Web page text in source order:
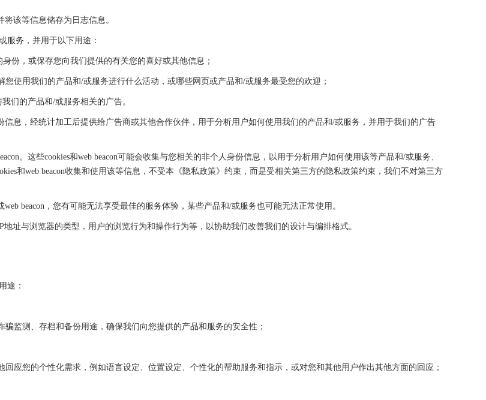
该等信息储存为日志信息。
服务，并用于以下用途：
份，或保存您向我们提供的有关您的喜好或其他信息；
使用我们的产品和/或服务进行什么活动，或哪些网页或产品和/或服务最受您的欢迎；
们的产品和/或服务相关的广告。
信息，经统计加工后提供给广告商或其他合作伙伴，用于分析用户如何使用我们的产品和/或服务，并用于我们的广告
。这些cookies和web beacon可能会收集与您相关的非个人身份信息，以用于分析用户如何使用该等产品和/或服务、
和web beacon收集和使用该等信息，不受本《隐私政策》约束，而是受相关第三方的隐私政策约束，我们不对第三方
beacon，您有可能无法享受最佳的服务体验，某些产品和/或服务也可能无法正常使用。
址与浏览器的类型，用户的浏览行为和操作行为等，以协助我们改善我们的设计与编排格式。
途：
监测、存档和备份用途，确保我们向您提供的产品和服务的安全性；
应您的个性化需求，例如语言设定、位置设定、个性化的帮助服务和指示，或对您和其他用户作出其他方面的回应；